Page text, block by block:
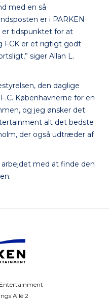
med en så
er i PARKEN
er tidspunktet for at
FCK er et rigtigt godt
siger Allan L.
den daglige
Københavnerne for en
og jeg ønsker det
alt det bedste
der også udtræder af
med at finde den
Allé 2